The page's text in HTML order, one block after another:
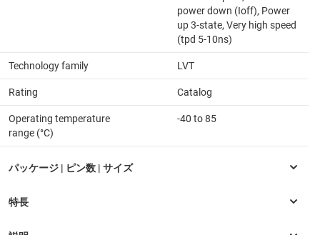
power down (Ioff), Power
up 3-state, Very high speed
(tpd 5-10ns)
Technology family LVT
Rating Catalog
Operating temperature
range (°C)
-40 to 85